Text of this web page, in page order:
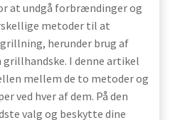
at undgå forbrændinger og
metoder til at
herunder brug af
I denne artikel
mellem de to metoder og
ved hver af dem. På den
valg og beskytte dine